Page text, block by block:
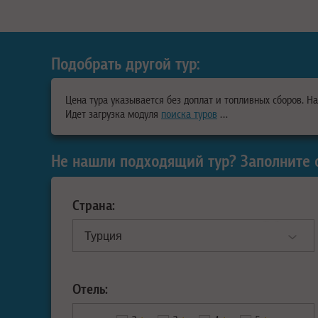
Подобрать другой тур:
Цена тура указывается без доплат и топливных сборов.
Идет загрузка модуля поиска туров …
Не нашли подходящий тур?
Страна:
Отель: